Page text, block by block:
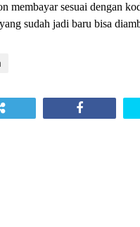
membayar sesuai dengan
sudah jadi baru bisa